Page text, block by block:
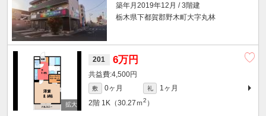
築年月2019年12月 / 3階建
栃木県下都賀郡野木町大字丸林
201 6万円
4,500円
敷 0ヶ月 礼
1ヶ月
2階 1K（30.27ｍ2 ）